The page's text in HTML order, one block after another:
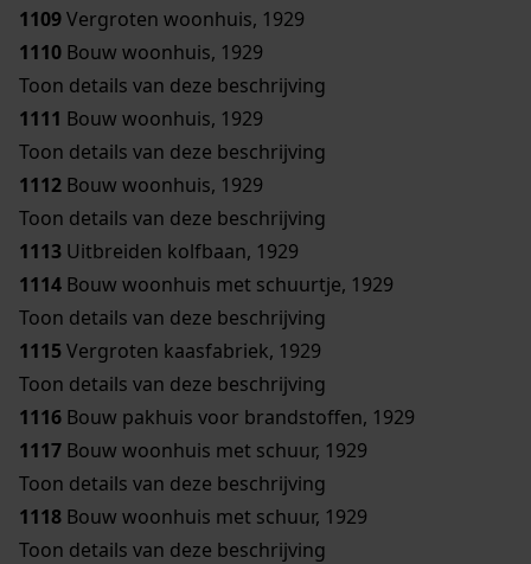
1109Vergroten woonhuis, 1929
1110 Bouw woonhuis, 1929
Toon details van deze beschrijving
1111 Bouw woonhuis, 1929
Toon details van deze beschrijving
1112 Bouw woonhuis, 1929
Toon details van deze beschrijving
1113 Uitbreiden kolfbaan, 1929
1114 Bouw woonhuis met schuurtje, 1929
Toon details van deze beschrijving
1115Vergroten kaasfabriek, 1929
Toon details van deze beschrijving
1116 Bouw pakhuis voor brandstoffen, 1929
1117 Bouw woonhuis met schuur, 1929
Toon details van deze beschrijving
1118 Bouw woonhuis met schuur, 1929
Toon details van deze beschrijving